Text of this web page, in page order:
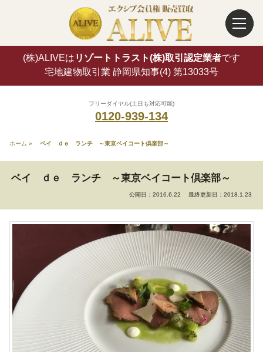
(株)ALIVEは リゾートトラスト(株)取引認定業者です
宅地建物取引業 静岡県知事(4) 第13033号
フリーダイヤル(土日も対応可能)
0120-939-134
ホーム » ベイ ｄｅ ランチ ～東京ベイコート倶楽部～
ベイ ｄｅ ランチ ～東京ベイコート倶楽部～
公開日：2016.6.22 最終更新日：2018.1.23